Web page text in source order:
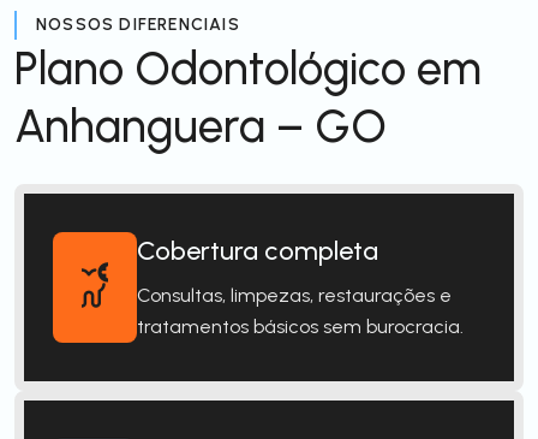
NOSSOS DIFERENCIAIS
Plano Odontológico em
Anhanguera – GO
Cobertura completa
Consultas, limpezas, restaurações e
tratamentos básicos sem burocracia.